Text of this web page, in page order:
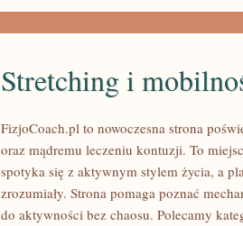
Stretching i
FizjoCoach.pl to nowoczesna strona
oraz mądremu leczeniu kontuzji. To
spotyka się z aktywnym stylem życia, a
zrozumiały. Strona pomaga poznać
do aktywności bez chaosu. Polecamy